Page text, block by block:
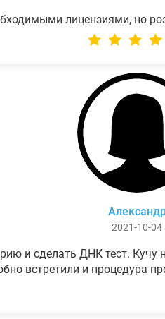
лицензиями, но
2021-10-04
и сделать ДНК тест.
встретили и процедура